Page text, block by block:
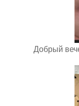
Добрый